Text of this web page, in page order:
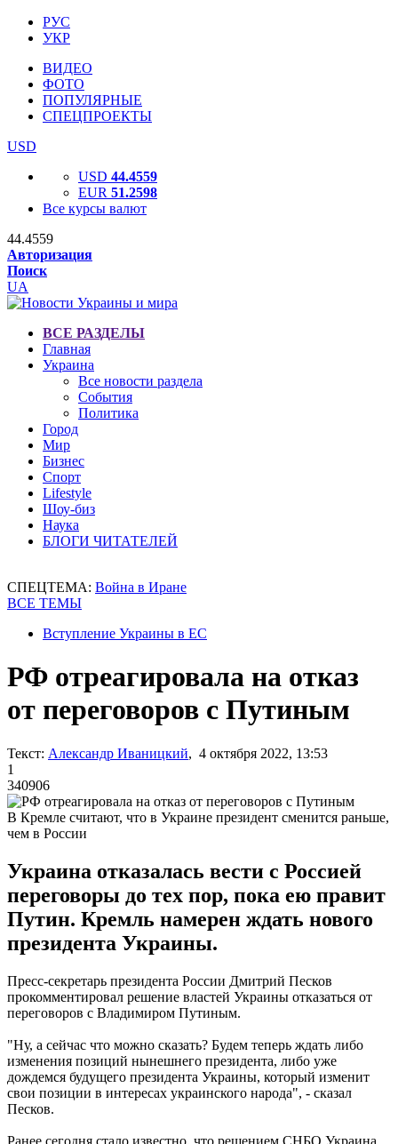
РУС
УКР
ВИДЕО
ФОТО
ПОПУЛЯРНЫЕ
СПЕЦПРОЕКТЫ
USD
USD 44.4559
EUR 51.2598
Все курсы валют
44.4559
Авторизация
Поиск
UA
ВСЕ РАЗДЕЛЫ
Главная
Украина
Все новости раздела
События
Политика
Город
Мир
Бизнес
Спорт
Lifestyle
Шоу-биз
Наука
БЛОГИ ЧИТАТЕЛЕЙ
СПЕЦТЕМА: Война в Иране
ВСЕ ТЕМЫ
Вступление Украины в ЕС
РФ отреагировала на отказ
от переговоров с Путиным
Текст: Александр Иваницкий, 4 октября 2022, 13:53
1
340906
В Кремле считают, что в Украине президент сменится раньше,
чем в России
Украина отказалась вести с Россией
переговоры до тех пор, пока ею правит
Путин. Кремль намерен ждать нового
президента Украины.
Пресс-секретарь президента России Дмитрий Песков
прокомментировал решение властей Украины отказаться от
переговоров с Владимиром Путиным.
"Ну, а сейчас что можно сказать? Будем теперь ждать либо
изменения позиций нынешнего президента, либо уже
дождемся будущего президента Украины, который изменит
свои позиции в интересах украинского народа", - сказал
Песков.
Ранее сегодня стало известно, что решением СНБО Украина